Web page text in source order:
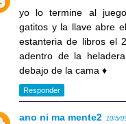
yo lo termine al
gatitos y la llave abre
estanteria de libros el
adentro de la
debajo de la cama ♦
Responder
ano ni ma mente2 10/5/